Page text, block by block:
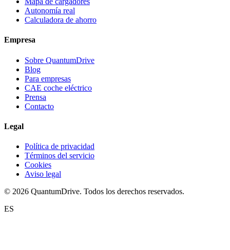
Autonomía real
Calculadora de ahorro
Empresa
Sobre QuantumDrive
Blog
Para empresas
CAE coche eléctrico
Prensa
Contacto
Legal
Política de privacidad
Términos del servicio
Cookies
Aviso legal
© 2026 QuantumDrive. Todos los derechos reservados.
ES